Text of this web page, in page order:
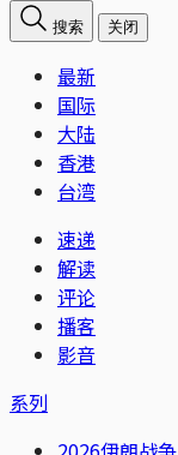
搜索 关闭
最新
国际
大陆
香港
台湾
速递
解读
评论
播客
影音
系列